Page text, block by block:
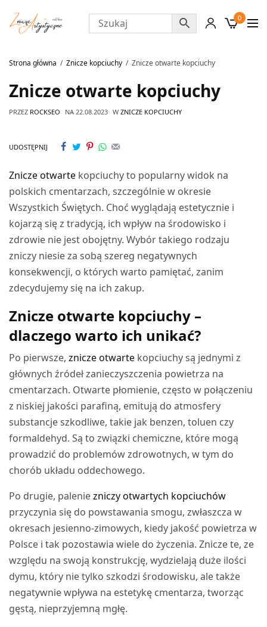
0
Strona główna Znicze kopciuchy Znicze otwarte kopciuchy
Znicze otwarte kopciuchy
PRZEZ ROCKSEO NA 22.08.2023 W ZNICZE KOPCIUCHY
UDOSTĘPNIJ
Znicze otwarte kopciuchy to popularny widok na
polskich cmentarzach, szczególnie w okresie
Wszystkich Świętych. Choć wyglądają estetycznie i
kojarzą się z tradycją, ich wpływ na środowisko i
zdrowie nie jest obojętny. Wybór takiego rodzaju
zniczy niesie za sobą szereg negatywnych
konsekwencji, o których warto pamiętać, zanim
zdecydujemy się na ich zakup.
Znicze otwarte kopciuchy –
dlaczego warto ich unikać?
Po pierwsze,znicze otwarte kopciuchy są jednymi z
głównych źródeł zanieczyszczenia powietrza na
cmentarzach. Otwarte płomienie, często w połączeniu
z niskiej jakości parafiną, emitują do atmosfery
substancje szkodliwe, takie jak benzen, toluen czy
formaldehyd. Są to związki chemiczne, które mogą
prowadzić do problemów zdrowotnych, w tym do
chorób układu oddechowego.
Po drugie, paleniezniczy otwartych kopciuchów
przyczynia się do powstawania smogu, zwłaszcza w
okresach jesienno-zimowych, kiedy jakość powietrza w
Polsce i tak pozostawia wiele do życzenia. Znicze te, ze
względu na swoją konstrukcję, wydzielają duże ilości
dymu, który nie tylko szkodzi środowisku, ale także
negatywnie wpływa na estetykę cmentarza, tworząc
gęstą, nieprzyjemną mgłę.